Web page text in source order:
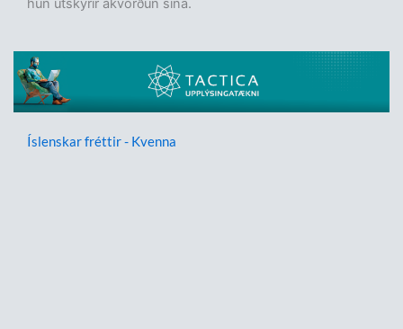
hún útskýrir ákvörðun sína.
Íslenskar fréttir - Kvenna